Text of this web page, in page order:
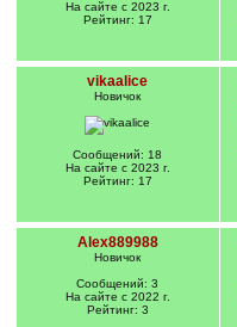
На сайте с 2023 г.
Рейтинг: 17
vikaalice
Новичок
Сообщений: 18
На сайте с 2023 г.
Рейтинг: 17
Alex889988
Новичок
Сообщений: 3
На сайте с 2022 г.
Рейтинг: 3